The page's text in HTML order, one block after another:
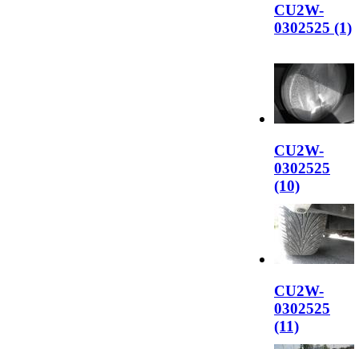
CU2W-
0302525 (1)
CU2W-
0302525
(10)
CU2W-
0302525
(11)